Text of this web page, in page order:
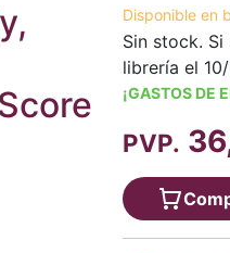
Disponible en
Sin stock.
librería el
¡GASTOS DE
PVP.